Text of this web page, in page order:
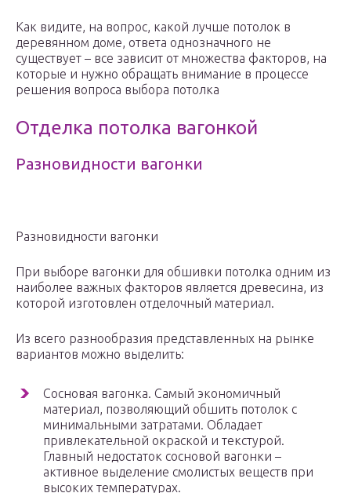
Как видите, на вопрос, какой лучше потолок в
деревянном доме, ответа однозначного не
существует – все зависит от множества факторов, на
которые и нужно обращать внимание в процессе
решения вопроса выбора потолка
Отделка потолка вагонкой
Разновидности вагонки
Разновидности вагонки
При выборе вагонки для обшивки потолка одним из
наиболее важных факторов является древесина, из
которой изготовлен отделочный материал.
Из всего разнообразия представленных на рынке
вариантов можно выделить:
Сосновая вагонка. Самый экономичный
материал, позволяющий обшить потолок с
минимальными затратами. Обладает
привлекательной окраской и текстурой.
Главный недостаток сосновой вагонки –
активное выделение смолистых веществ при
высоких температурах.